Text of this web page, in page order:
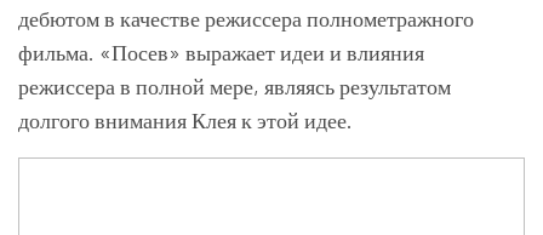
дебютом в качестве режиссера полнометражного
фильма. «Посев» выражает идеи и влияния
режиссера в полной мере, являясь результатом
долгого внимания Клея к этой идее.